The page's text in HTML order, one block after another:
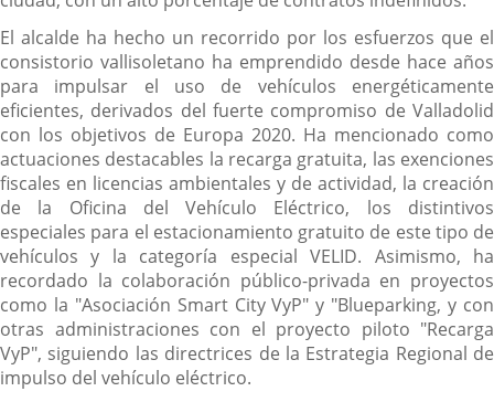
El alcalde ha hecho un recorrido por los esfuerzos que el
consistorio vallisoletano ha emprendido desde hace años
para impulsar el uso de vehículos energéticamente
eficientes, derivados del fuerte compromiso de Valladolid
con los objetivos de Europa 2020. Ha mencionado como
actuaciones destacables la recarga gratuita, las exenciones
fiscales en licencias ambientales y de actividad, la creación
de la Oficina del Vehículo Eléctrico, los distintivos
especiales para el estacionamiento gratuito de este tipo de
vehículos y la categoría especial VELID. Asimismo, ha
recordado la colaboración público-privada en proyectos
como la "Asociación Smart City VyP" y "Blueparking, y con
otras administraciones con el proyecto piloto "Recarga
VyP", siguiendo las directrices de la Estrategia Regional de
impulso del vehículo eléctrico.